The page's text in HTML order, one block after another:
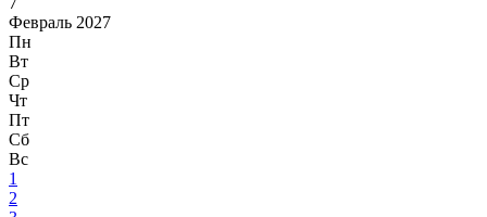
Февраль 2027
Пн
Вт
Ср
Чт
Пт
Сб
Вс
1
2